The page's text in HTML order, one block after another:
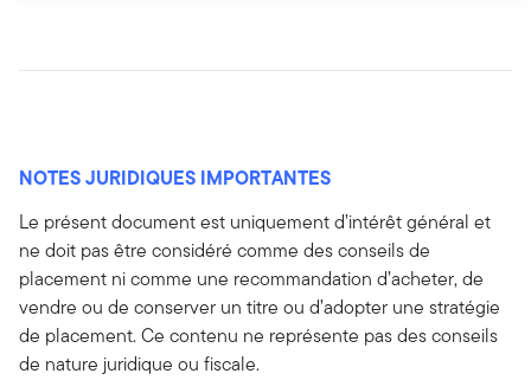
NOTES JURIDIQUES IMPORTANTES
Le présent document est uniquement d’intérêt général et
ne doit pas être considéré comme des conseils de
placement ni comme une recommandation d’acheter, de
vendre ou de conserver un titre ou d’adopter une stratégie
de placement. Ce contenu ne représente pas des conseils
de nature juridique ou fiscale.